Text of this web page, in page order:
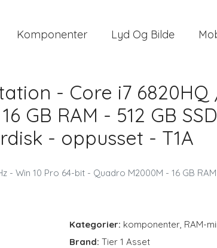
Komponenter Lyd Og Bilde
- Core i7 6820HQ
GB RAM - 512 GB
- oppusset - T1A
Win 10 Pro 64-bit - Quadro M2000M - 16 GB
Kategorier: komponenter, RAM-
Brand: Tier 1 Asset